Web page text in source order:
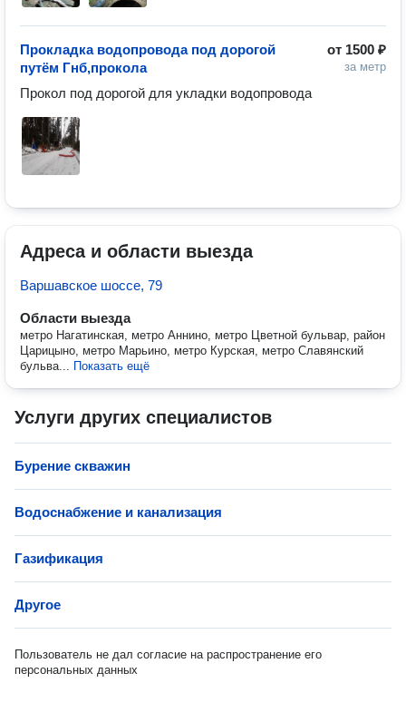
от 1500 ₽
за метр
Прокладка водопровода под дорогой
путём Гнб,прокола
Прокол под дорогой для укладки водопровода
Адреса и области выезда
Варшавское шоссе, 79
Области выезда
метро Нагатинская, метро Аннино, метро Цветной бульвар, район
Царицыно, метро Марьино, метро Курская, метро Славянский
бульва... Показать ещё
Услуги других специалистов
Бурение скважин
Водоснабжение и канализация
Газификация
Другое
Пользователь не дал согласие на распространение его
персональных данных